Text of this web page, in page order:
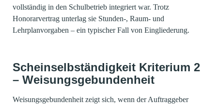
vollständig in den Schulbetrieb integriert war. Trotz
Honorarvertrag unterlag sie Stunden-, Raum- und
Lehrplanvorgaben – ein typischer Fall von Eingliederung.
Scheinselbständigkeit Kriterium 2
– Weisungsgebundenheit
Weisungsgebundenheit zeigt sich, wenn der Auftraggeber